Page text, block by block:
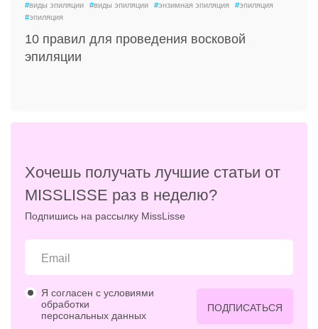
#виды эпиляции #виды эпиляции #энзимная эпиляция #эпиляция
#эпиляция
10 правил для проведения восковой
эпиляции
Хочешь получать лучшие статьи от
MISSLISSE раз в неделю?
Подпишись на рассылку MissLisse
Я согласен с условиями
обработки
персональных данных
ПОДПИСАТЬСЯ